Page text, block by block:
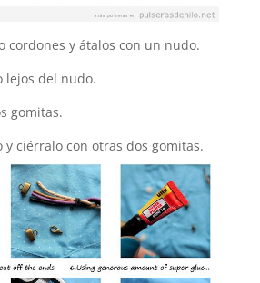
cordones y átalos con un nudo.
lejos del nudo.
gomitas.
y ciérralo con otras dos gomitas.